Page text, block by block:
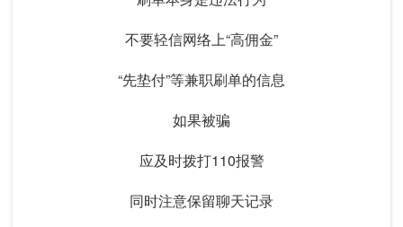
不要轻信网络上“高佣金”
“先垫付”等兼职刷单的信息
如果被骗
应及时拨打110报警
同时注意保留聊天记录